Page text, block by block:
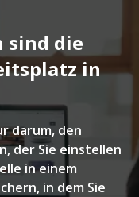
sind die
in
darum, den
der Sie einstellen
in einem
in dem Sie